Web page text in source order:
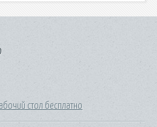
стол бесплатно